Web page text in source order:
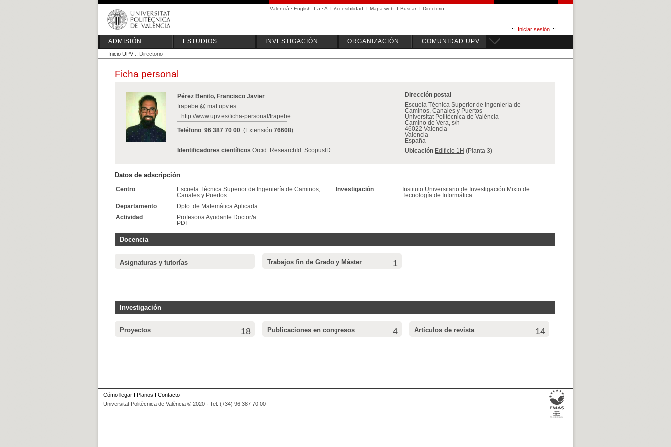
Valencià · English I a ·A I Accesibilidad I Mapa web I Buscar I Directorio
:: Iniciar sesión ::
ADMISIÓN ESTUDIOS INVESTIGACIÓN ORGANIZACIÓN COMUNIDAD UPV
Inicio UPV :: Directorio
Ficha personal
Pérez Benito, Francisco Javier
frapebe @ mat.upv.es
http://www.upv.es/ficha-personal/frapebe
Teléfono 96 387 70 00 (Extensión:76608)
Identificadores científicos Orcid ResearchId ScopusID
Dirección postal
Escuela Técnica Superior de Ingeniería de
Caminos, Canales y Puertos
Universitat Politècnica de València
Camino de Vera, s/n
46022 Valencia
Valencia
España
Ubicación Edificio 1H (Planta 3)
Datos de adscripción
Centro
Escuela Técnica Superior de Ingeniería de Caminos,
Canales y Puertos
Departamento
Dpto. de Matemática Aplicada
Actividad
Profesor/a Ayudante Doctor/a
PDI
Investigación
Instituto Universitario de Investigación Mixto de
Tecnología de Informática
Docencia
Asignaturas y tutorías Trabajos fin de Grado y Máster 1
Investigación
Proyectos 18 Publicaciones en congresos 4 Artículos de revista 14
Cómo llegar I Planos I Contacto
Universitat Politècnica de València © 2020 · Tel. (+34) 96 387 70 00